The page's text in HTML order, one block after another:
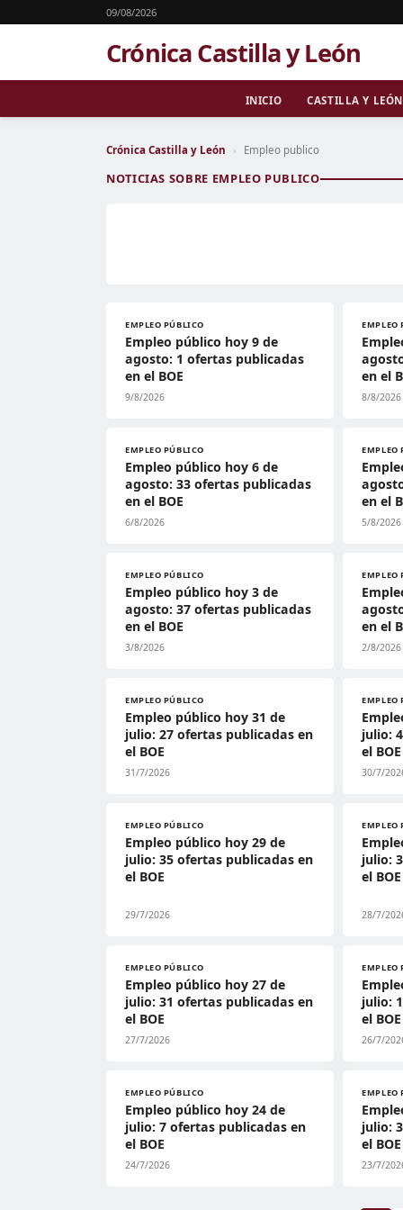
09/08/2026
Crónica Castilla y León
INICIO CASTILLA Y LEÓN
Crónica Castilla y León › Empleo publico
NOTICIAS SOBRE EMPLEO PUBLICO
EMPLEO PÚBLICO
Empleo público hoy 9 de
agosto: 1 ofertas publicadas
en el BOE
9/8/2026
EMPLEO
en el
8/8/2026
EMPLEO PÚBLICO
Empleo público hoy 6 de
agosto: 33 ofertas publicadas
en el BOE
6/8/2026
EMPLEO
en el
5/8/2026
EMPLEO PÚBLICO
Empleo público hoy 3 de
agosto: 37 ofertas publicadas
en el BOE
3/8/2026
EMPLEO
en el
2/8/2026
EMPLEO PÚBLICO
Empleo público hoy 31 de
julio: 27 ofertas publicadas en
el BOE
31/7/2026
EMPLEO
julio:
el BOE
30/7/
EMPLEO PÚBLICO
Empleo público hoy 29 de
julio: 35 ofertas publicadas en
el BOE
29/7/2026
EMPLEO
julio:
el BOE
28/7/
EMPLEO PÚBLICO
Empleo público hoy 27 de
julio: 31 ofertas publicadas en
el BOE
27/7/2026
EMPLEO
julio:
el BOE
26/7/
EMPLEO PÚBLICO
Empleo público hoy 24 de
julio: 7 ofertas publicadas en
el BOE
24/7/2026
EMPLEO
julio:
el BOE
23/7/